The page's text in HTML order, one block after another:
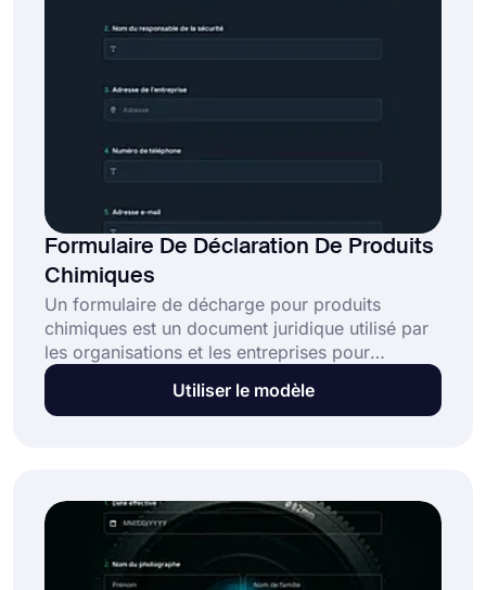
Formulaire De Déclaration De Produits
Chimiques
Un formulaire de décharge pour produits
chimiques est un document juridique utilisé par
les organisations et les entreprises pour
informer leurs clients des risques liés à
l'utilisation de produits chimiques et pour
l'organisation de toute responsabilité juridique.
Ce modèle peut être personnalisé en fonction
de vos besoins spécifiques, alors commencez
dès aujourd'hui!
Utiliser le modèle